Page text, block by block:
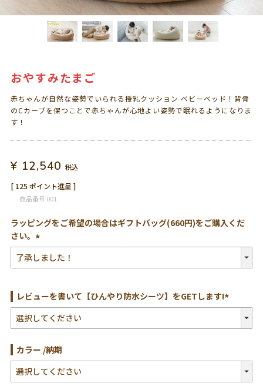
赤ちゃんが自然な姿勢でいられる授乳クッション ベビーベッド！背骨
のCカーブを保つことで赤ちゃんが心地よい姿勢で眠れるようになりま
す！
おやすみたまご
¥ 12,540 税込
[ 125 ポイント進呈 ]
商品番号 001
ラッピングをご希望の場合はギフトバッグ(660円)をご購入くだ
さい。
(必
須)
レビューを書いて【ひんやり防水シーツ】をGETします!
(必
カラー 納期